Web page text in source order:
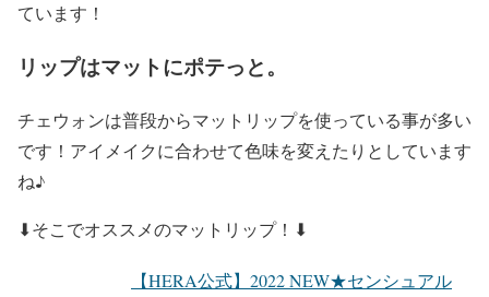
ています！
リップはマットにポテっと。
チェウォンは普段からマットリップを使っている事が多い
です！アイメイクに合わせて色味を変えたりとしています
ね♪
⬇︎そこでオススメのマットリップ！⬇︎
【HERA公式】2022 NEW★センシュアル